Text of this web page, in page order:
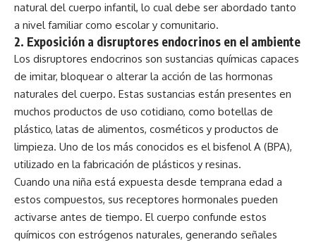
natural del cuerpo infantil, lo cual debe ser abordado tanto
a nivel familiar como escolar y comunitario.
2. Exposición a disruptores endocrinos en el ambiente
Los disruptores endocrinos son sustancias químicas capaces
de imitar, bloquear o alterar la acción de las hormonas
naturales del cuerpo. Estas sustancias están presentes en
muchos productos de uso cotidiano, como botellas de
plástico, latas de alimentos, cosméticos y productos de
limpieza. Uno de los más conocidos es el bisfenol A (BPA),
utilizado en la fabricación de plásticos y resinas.
Cuando una niña está expuesta desde temprana edad a
estos compuestos, sus receptores hormonales pueden
activarse antes de tiempo. El cuerpo confunde estos
químicos con estrógenos naturales, generando señales